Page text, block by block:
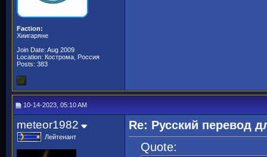
Faction:
Хиигаряне
Join Date: Aug 2009
Location: Кострома, Россия
Posts: 383
10-14-2023, 05:10 AM
meteor1982
Лейтенант
Re: Русский перевод
Quote: